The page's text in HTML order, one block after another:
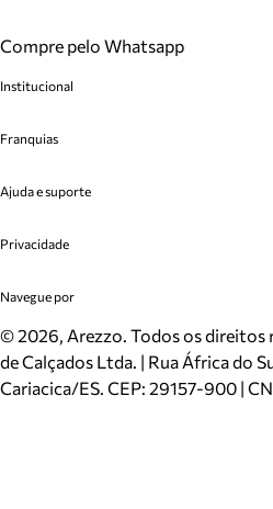
Compre pelo Whatsapp
Institucional
Cashback
Venda Corporativa
Mapa do Site
Inverno
Mundo Arezzo
Franquias
Plano de Negócio
Ajuda e suporte
Cadastro
Meus Pedidos
Trocas e Devoluções
Cartão Presente
Localizador de lojas
Privacidade
Politica e Privacidade
Navegue por
Sapatos
Bolsas
Scarpins
©2026, Arezzo. Todos os direitos
de Calçados Ltda. | Rua África do
Cariacica/ES. CEP: 29157-900 |